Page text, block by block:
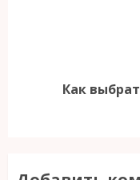
Следующая
Как